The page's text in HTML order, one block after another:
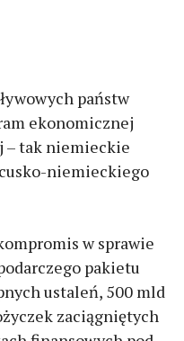
państw
ekonomicznej
– tak niemieckie
niemieckiego
w sprawie
pakietu
ustaleń, 500 mld
zaciągniętych